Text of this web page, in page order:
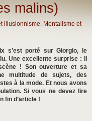
malins)
illusionnisme, Mentalisme et
s’est porté sur Giorgio, le
Une excellente surprise : il
! Son ouverture et sa
multitude de sujets, des
à la mode. Et nous avons
Si vous ne devez lire
fin d’article !